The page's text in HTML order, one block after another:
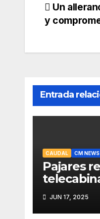
de
Un
y
Entrada
CAUDAL CM NEWS
Pajares
JUN 17, 2025